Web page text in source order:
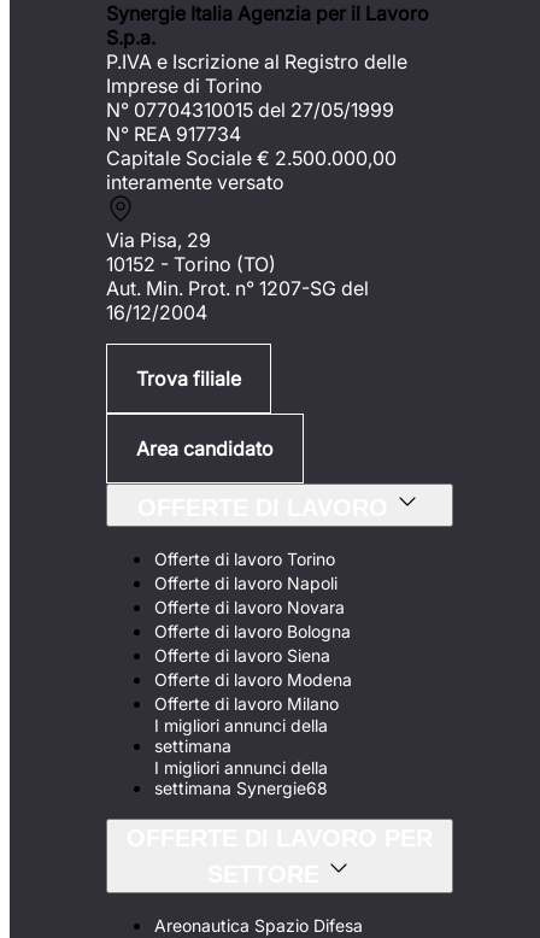
Synergie Italia Agenzia per il Lavoro
S.p.a.
P.IVA e Iscrizione al Registro delle
Imprese di Torino
N° 07704310015 del 27/05/1999
N° REA 917734
Capitale Sociale € 2.500.000,00
interamente versato
Via Pisa, 29
10152 - Torino (TO)
Aut. Min. Prot. n° 1207-SG del
16/12/2004
Trova filiale
Area candidato
Offerte di lavoro Torino
Offerte di lavoro Napoli
Offerte di lavoro Novara
Offerte di lavoro Bologna
Offerte di lavoro Siena
Offerte di lavoro Modena
Offerte di lavoro Milano
I migliori annunci della
settimana
I migliori annunci della
settimana Synergie68
Areonautica Spazio Difesa